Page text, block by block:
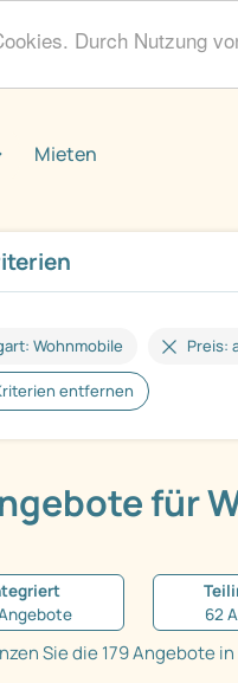
Durch Nutzung
Mieten
Wohnmobile Preis:
entfernen
für
62
Sie die 179 Angebote